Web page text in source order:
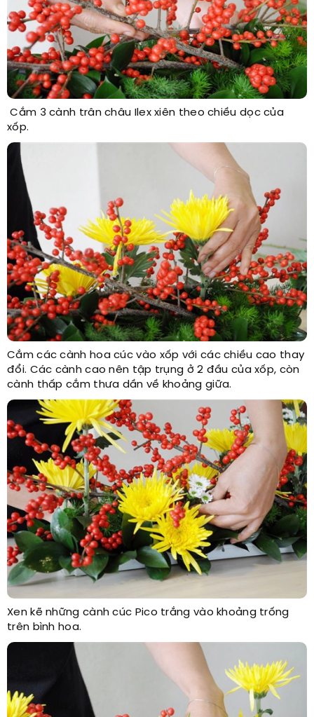
Cắm 3 cành trân châu Ilex xiên theo chiều dọc của
xốp.
Cắm các cành hoa cúc vào xốp với các chiều cao thay
đổi. Các cành cao nên tập trụng ở 2 đầu của xốp, còn
cành thấp cắm thưa dần về khoảng giữa.
Xen kẽ những cành cúc Pico trắng vào khoảng trống
trên bình hoa.